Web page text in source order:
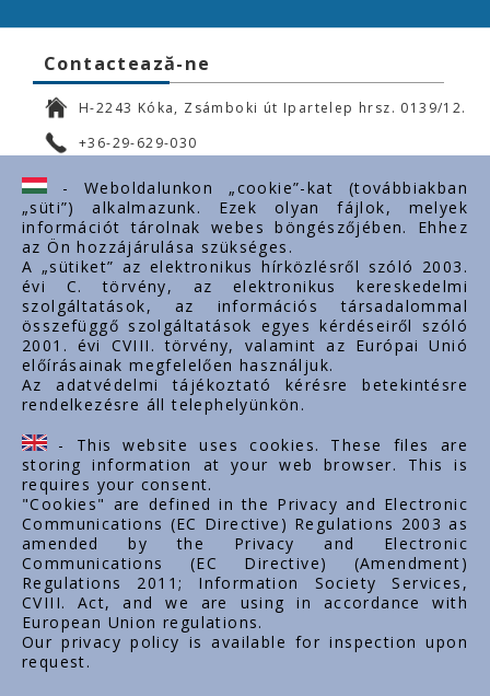
Contactează-ne
H-2243 Kóka, Zsámboki út Ipartelep hrsz. 0139/12.
+36-29-629-030
ertekesites@styron.hu
export@styron.hu
www.styron.hu
Linkuri importante
Despre noi
Documente
Contact
Carieră
- Weboldalunkon „cookie”-kat (továbbiakban
„süti”) alkalmazunk. Ezek olyan fájlok, melyek
információt tárolnak webes böngészőjében. Ehhez
az Ön hozzájárulása szükséges.
A „sütiket” az elektronikus hírközlésről szóló 2003.
évi C. törvény, az elektronikus kereskedelmi
szolgáltatások, az információs társadalommal
összefüggő szolgáltatások egyes kérdéseiről szóló
2001. évi CVIII. törvény, valamint az Európai Unió
előírásainak megfelelően használjuk.
Az adatvédelmi tájékoztató kérésre betekintésre
rendelkezésre áll telephelyünkön.
- This website uses cookies. These files are
storing information at your web browser. This is
requires your consent.
"Cookies" are defined in the Privacy and Electronic
Communications (EC Directive) Regulations 2003 as
amended by the Privacy and Electronic
Communications (EC Directive) (Amendment)
Regulations 2011; Information Society Services,
CVIII. Act, and we are using in accordance with
European Union regulations.
Our privacy policy is available for inspection upon
request.